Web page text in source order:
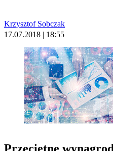
Krzysztof Sobczak
17.07.2018 | 18:55